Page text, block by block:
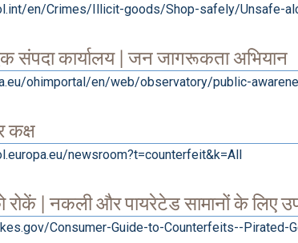
en/Crimes/Illicit-goods/Shop-safely/Unsafe-
संपदा कार्यालय | जन जागरूकता अभियान
ohimportal/en/web/observatory/public-
कक्ष
newsroom?t=counterfeit&k=All
रोकें | नकली और पायरेटेड सामानों के लिए
Consumer-Guide-to-Counterfeits--Pirated-